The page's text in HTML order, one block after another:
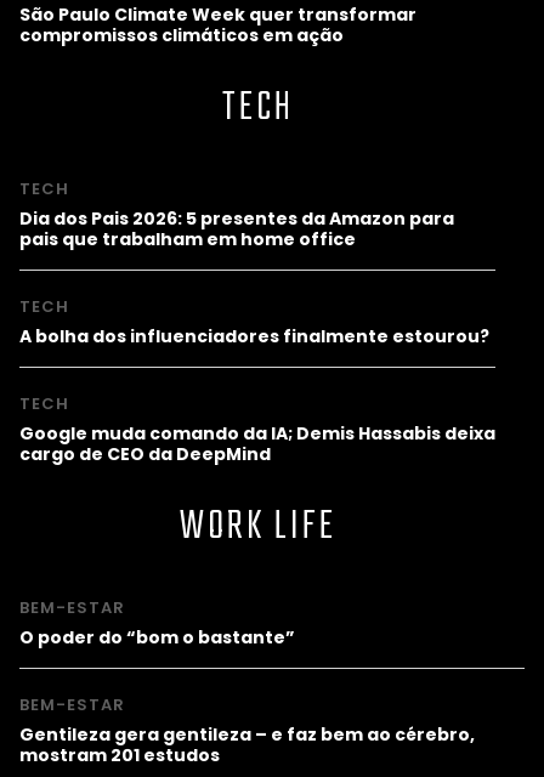
São Paulo Climate Week quer transformar
compromissos climáticos em ação
TECH
TECH
Dia dos Pais 2026: 5 presentes da Amazon para
pais que trabalham em home office
TECH
A bolha dos influenciadores finalmente estourou?
TECH
Google muda comando da IA; Demis Hassabis deixa
cargo de CEO da DeepMind
WORK LIFE
BEM-ESTAR
O poder do “bom o bastante”
BEM-ESTAR
Gentileza gera gentileza – e faz bem ao cérebro,
mostram 201 estudos